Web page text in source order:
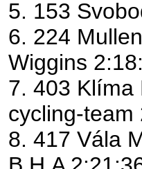
5. 153
6. 224
Wiggins
7. 403 Klíma
cycling-team
8. 417 Vála